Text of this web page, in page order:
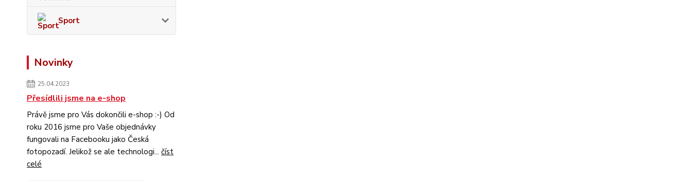
Sport
Novinky
25.04.2023
Přesídlili jsme na e-shop
Právě jsme pro Vás dokončili e-shop :-) Od
roku 2016 jsme pro Vaše objednávky
fungovali na Facebooku jako Česká
fotopozadí. Jelikož se ale technologi... číst
celé